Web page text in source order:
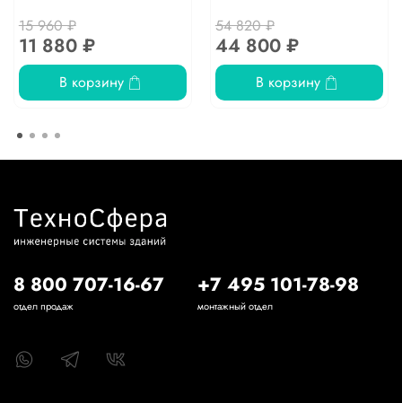
15 960 ₽
11 880 ₽
В корзину
54 820 ₽
44 800 ₽
В корзину
8 800 707-16-67
отдел продаж
+7 495 101-78-98
монтажный отдел